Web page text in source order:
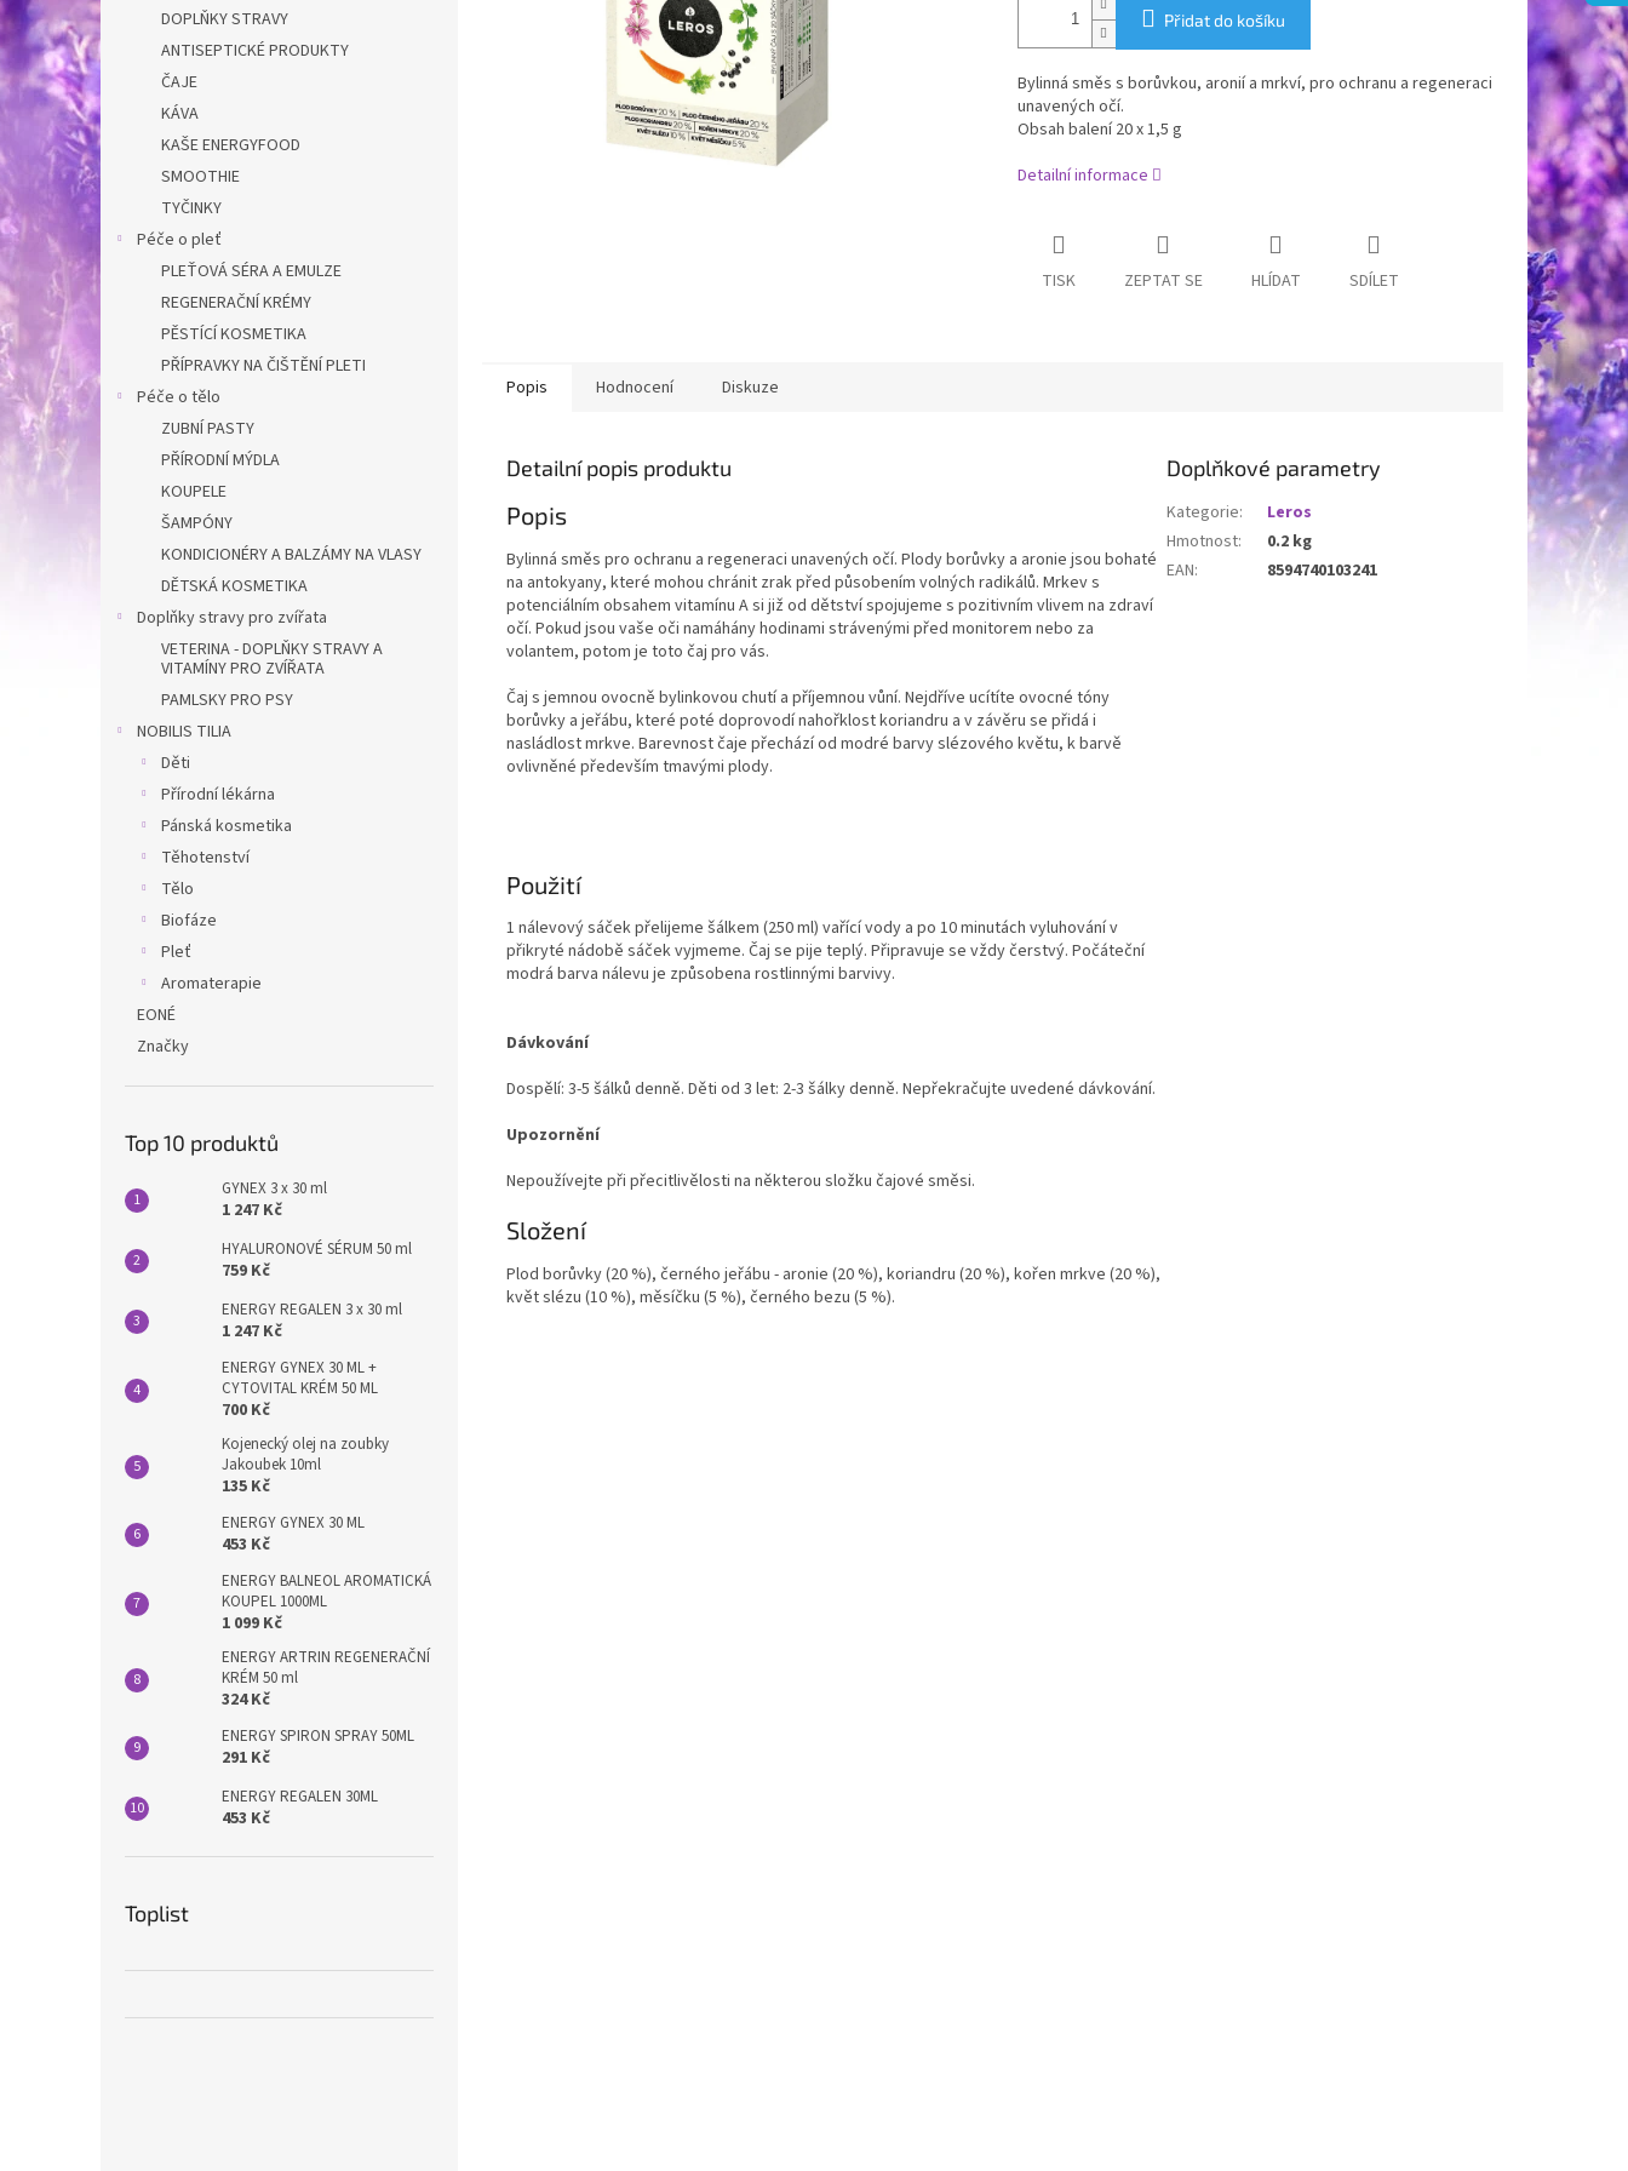
n
e
l
DOPLŇKY STRAVY
ANTISEPTICKÉ PRODUKTY
ČAJE
KÁVA
KAŠE ENERGYFOOD
SMOOTHIE
TYČINKY
Péče o pleť
PLEŤOVÁ SÉRA A EMULZE
REGENERAČNÍ KRÉMY
PĚSTÍCÍ KOSMETIKA
PŘÍPRAVKY NA ČIŠTĚNÍ PLETI
Péče o tělo
ZUBNÍ PASTY
PŘÍRODNÍ MÝDLA
KOUPELE
ŠAMPÓNY
KONDICIONÉRY A BALZÁMY NA VLASY
DĚTSKÁ KOSMETIKA
Doplňky stravy pro zvířata
VETERINA - DOPLŇKY STRAVY A
VITAMÍNY PRO ZVÍŘATA
PAMLSKY PRO PSY
NOBILIS TILIA
Děti
Přírodní lékárna
Pánská kosmetika
Těhotenství
Tělo
Biofáze
Pleť
Aromaterapie
EONÉ
Značky
Top 10 produktů
GYNEX 3 x 30 ml
1 247 Kč
HYALURONOVÉ SÉRUM 50 ml
759 Kč
ENERGY REGALEN 3 x 30 ml
1 247 Kč
ENERGY GYNEX 30 ML +
CYTOVITAL KRÉM 50 ML
700 Kč
Kojenecký olej na zoubky
Jakoubek 10ml
135 Kč
ENERGY GYNEX 30 ML
453 Kč
ENERGY BALNEOL AROMATICKÁ
KOUPEL 1000ML
1 099 Kč
ENERGY ARTRIN REGENERAČNÍ
KRÉM 50 ml
324 Kč
ENERGY SPIRON SPRAY 50ML
291 Kč
ENERGY REGALEN 30ML
453 Kč
Toplist
Přidat do košíku
Bylinná směs s borůvkou, aronií a mrkví, pro ochranu a regeneraci
unavených očí.
Obsah balení 20 x 1,5 g
Detailní informace
TISK ZEPTAT SE HLÍDAT SDÍLET
Popis Hodnocení Diskuze
Detailní popis produktu
Popis
Bylinná směs pro ochranu a regeneraci unavených očí. Plody borůvky a aronie jsou bohaté
na antokyany, které mohou chránit zrak před působením volných radikálů. Mrkev s
potenciálním obsahem vitamínu A si již od dětství spojujeme s pozitivním vlivem na zdraví
očí. Pokud jsou vaše oči namáhány hodinami strávenými před monitorem nebo za
volantem, potom je toto čaj pro vás.
Čaj s jemnou ovocně bylinkovou chutí a příjemnou vůní. Nejdříve ucítíte ovocné tóny
borůvky a jeřábu, které poté doprovodí nahořklost koriandru a v závěru se přidá i
nasládlost mrkve. Barevnost čaje přechází od modré barvy slézového květu, k barvě
ovlivněné především tmavými plody.
Použití
1 nálevový sáček přelijeme šálkem (250 ml) vařící vody a po 10 minutách vyluhování v
přikryté nádobě sáček vyjmeme. Čaj se pije teplý. Připravuje se vždy čerstvý. Počáteční
modrá barva nálevu je způsobena rostlinnými barvivy.
Dávkování
Dospělí: 3-5 šálků denně. Děti od 3 let: 2-3 šálky denně. Nepřekračujte uvedené dávkování.
Upozornění
Nepoužívejte při přecitlivělosti na některou složku čajové směsi.
Složení
Plod borůvky (20 %), černého jeřábu - aronie (20 %), koriandru (20 %), kořen mrkve (20 %),
květ slézu (10 %), měsíčku (5 %), černého bezu (5 %).
Doplňkové parametry
Kategorie:
Leros
Hmotnost:
0.2 kg
EAN: 8594740103241